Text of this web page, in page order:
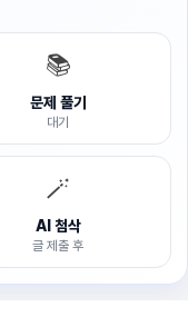
📚
문제 풀기
대기
🪄
AI 첨삭
글 제출 후